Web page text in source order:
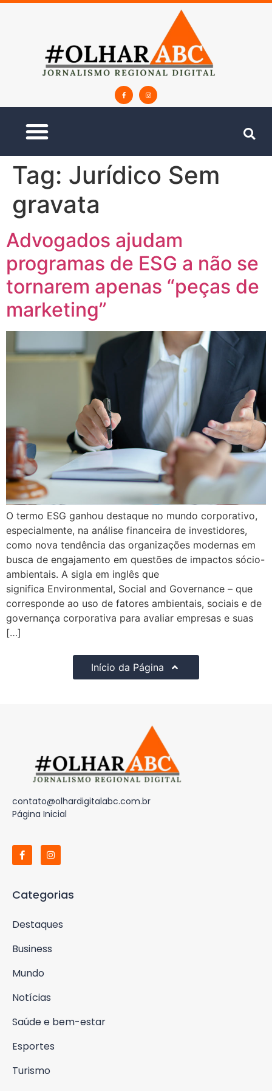
Tag: Jurídico Sem
gravata
Advogados ajudam
programas de ESG a não se
tornarem apenas “peças de
marketing”
O termo ESG ganhou destaque no mundo corporativo,
especialmente, na análise financeira de investidores,
como nova tendência das organizações modernas em
busca de engajamento em questões de impactos sócio-
ambientais. A sigla em inglês que
significa Environmental, Social and Governance – que
corresponde ao uso de fatores ambientais, sociais e de
governança corporativa para avaliar empresas e suas
[…]
Início da Página
contato@olhardigitalabc.com.br
Página Inicial
Categorias
Destaques
Business
Mundo
Notícias
Saúde e bem-estar
Esportes
Turismo